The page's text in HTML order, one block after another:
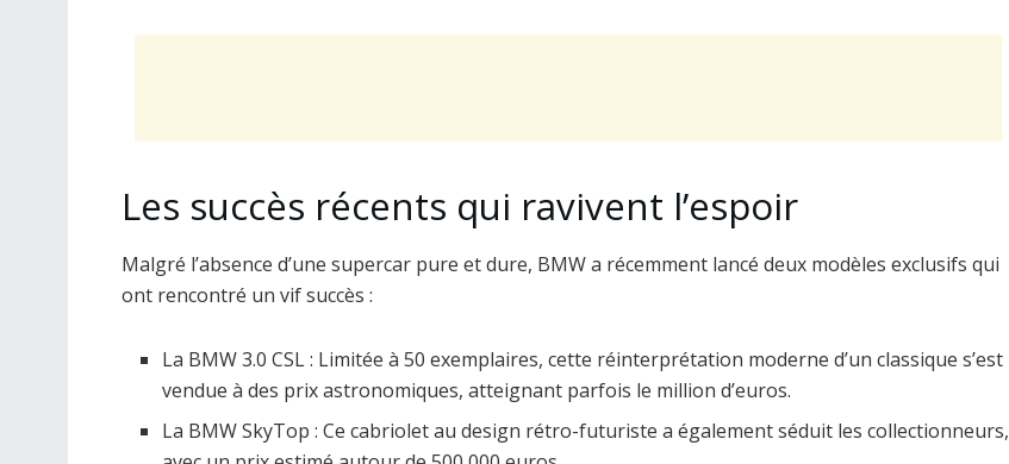
Les succès récents qui ravivent l’espoir
Malgré l’absence d’une supercar pure et dure, BMW a récemment lancé deux modèles exclusifs qui
ont rencontré un vif succès :
La BMW 3.0 CSL : Limitée à 50 exemplaires, cette réinterprétation moderne d’un classique s’est
vendue à des prix astronomiques, atteignant parfois le million d’euros.
La BMW SkyTop : Ce cabriolet au design rétro-futuriste a également séduit les collectionneurs,